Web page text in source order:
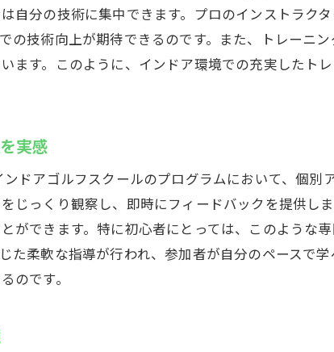
ゴルフ場の雰囲気を再現した空間
快適性を追求した施設デザイン
スズヨンゴルフクラブの利用ガイド
ゴルフシューズやクラブの貸出情報
手ぶらで楽しめるインドアゴルフの
ビジネスマンにも嬉しい手軽さ
スズヨンゴルフクラブでの快適な体験
自分の技術に集中できます。プロのインストラク
の技術向上が期待できるのです。また、トレーニ
ます。このように、インドア環境での充実したト
実感
ドアゴルフスクールのプログラムにおいて、個
じっくり観察し、即時にフィードバックを提供し
ができます。特に初心者にとっては、このような
た柔軟な指導が行われ、参加者が自分のペースで
のです。